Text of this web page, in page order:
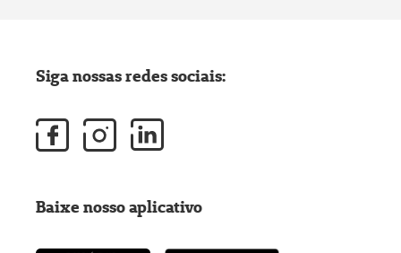
Siga nossas redes sociais:
Baixe nosso aplicativo